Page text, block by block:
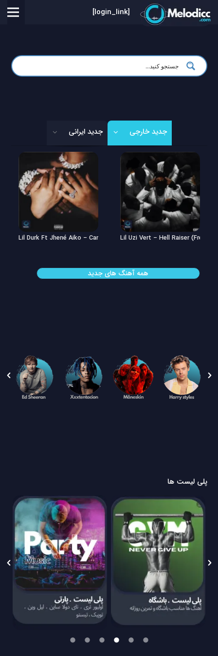
[login_link]
جدید خارجی جدید ایرانی
Lil Durk Ft Jhené Aiko – Can’t
Lil Uzi Vert – Double See
همه آهنگ های جدید
پلی لیست ها